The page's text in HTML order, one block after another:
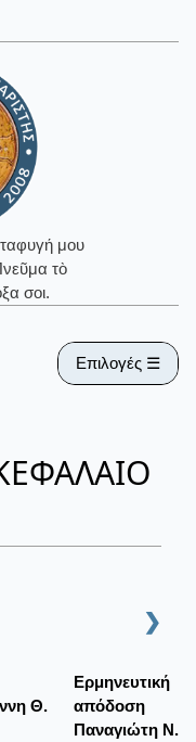
μου
τὸ
σοι.
Επιλογές ☰
❯
Θ.
Ερμηνευτική
απόδοση
Παναγιώτη Ν.